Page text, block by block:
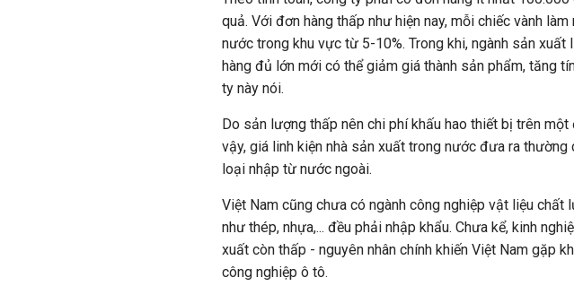
quả. Với đơn hàng thấp như hiện nay, mỗi chiếc vành
nước trong khu vực từ 5-10%. Trong khi, ngành sản xuất
hàng đủ lớn mới có thể giảm giá thành sản phẩm, tăng
ty này nói.
Do sản lượng thấp nên chi phí khấu hao thiết bị trên
vậy, giá linh kiện nhà sản xuất trong nước đưa ra thường
loại nhập từ nước ngoài.
Việt Nam cũng chưa có ngành công nghiệp vật liệu chất
như thép, nhựa,... đều phải nhập khẩu. Chưa kể, kinh
xuất còn thấp - nguyên nhân chính khiến Việt Nam gặp
công nghiệp ô tô.